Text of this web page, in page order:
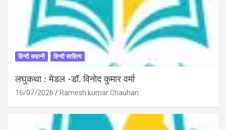
हिन्दी कहानी हिन्दी साहित्य
लघुकथा : मेडल -डॉ. विनोद कुमार वर्मा
16/07/2026 Ramesh kumar Chauhan